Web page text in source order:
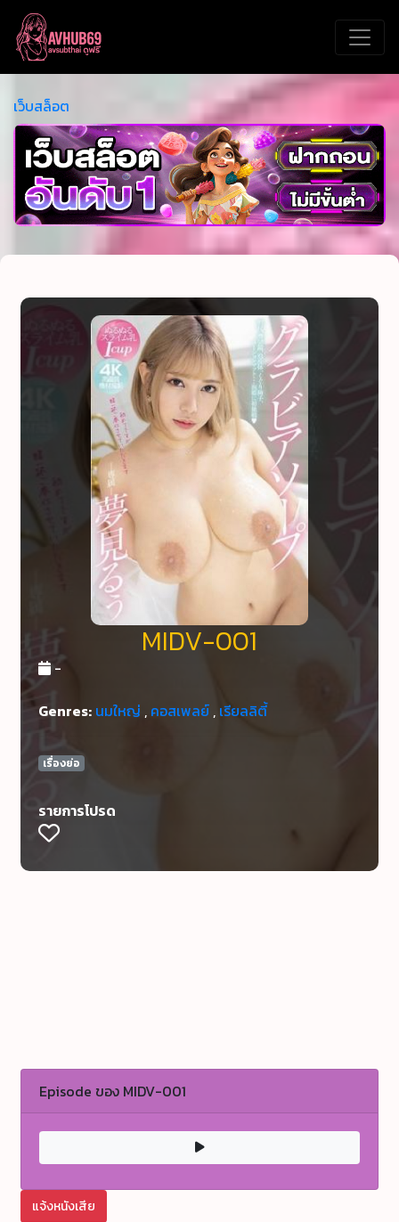
เว็บสล็อต
MIDV-001
-
Genres: นมใหญ่ , คอสเพลย์ , เรียลลิตี้
เรื่องย่อ
รายการโปรด
Episode ของ MIDV-001
แจ้งหนังเสีย